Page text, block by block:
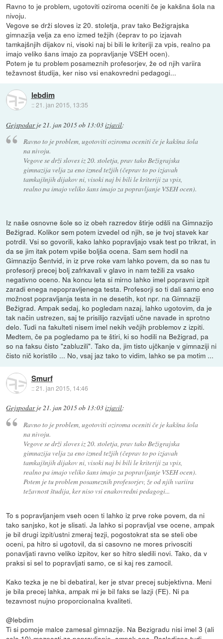
Ravno to je problem, ugotoviti oziroma oceniti če je kakšna šola na
nivoju.
Vegove se drži sloves iz 20. stoletja, prav tako Bežigrajska
gimnazija velja za eno izmed težjih (čeprav to po izjavah
tamkajšnjih dijakov ni, visoki naj bi bili le kriteriji za vpis, realno pa
imajo veliko šans imajo za popravljanje VSEH ocen).
Potem je tu problem posameznih profesorjev, že od njih variira
težavnost študija, ker niso vsi enakovredni pedagogi...
lebdim
::21. jan 2015, 13:35
Gejspodarje21. jan 2015 ob 13:03izjavil:
Ravno to je problem, ugotoviti oziroma oceniti če je kakšna šola
na nivoju.
Vegove se drži sloves iz 20. stoletja, prav tako Bežigrajska
gimnazija velja za eno izmed težjih (čeprav to po izjavah
tamkajšnjih dijakov ni, visoki naj bi bili le kriteriji za vpis,
realno pa imajo veliko šans imajo za popravljanje VSEH ocen).
Iz naše osnovne šole so iz obeh razredov štirje odšli na Gimnazijo
Bežigrad. Kolikor sem potem izvedel od njih, se je tvoj stavek kar
potrdil. Vsi so govorili, kako lahko popravljajo vsak test po trikrat, in
da se jim itak potem vpiše boljša ocena. Sam sem hodil na
Gimnazijo Šentvid, in iz prve roke vam lahko povem, da so nas tu
profesorji precej bolj zafrkavali v glavo in nam težili za vsako
negativno oceno. Na koncu leta si mirno lahko imel popravni izpit
zaradi enega nepopravljenega testa. Profesorji so ti dali samo eno
možnost popravljanja testa in ne desetih, kot npr. na Gimnaziji
Bežigrad. Ampak sedaj, ko pogledam nazaj, lahko ugotovim, da je
tak način ustrezen, saj te prisilijo razvijati učne navade in sprotno
delo. Tudi na fakulteti nisem imel nekih večjih problemov z izpiti.
Medtem, če pa pogledamo pa te štiri, ki so hodili na Bežigrad, pa
so na faksu čisto "zabluzili". Tako da, jim tisto ujčkanje v gimnaziji ni
čisto nič koristilo ... No, vsaj jaz tako to vidim, lahko se pa motim ...
Smurf
::21. jan 2015, 14:46
Gejspodarje21. jan 2015 ob 13:03izjavil:
Ravno to je problem, ugotoviti oziroma oceniti če je kakšna šola
na nivoju.
Vegove se drži sloves iz 20. stoletja, prav tako Bežigrajska
gimnazija velja za eno izmed težjih (čeprav to po izjavah
tamkajšnjih dijakov ni, visoki naj bi bili le kriteriji za vpis,
realno pa imajo veliko šans imajo za popravljanje VSEH ocen).
Potem je tu problem posameznih profesorjev, že od njih variira
težavnost študija, ker niso vsi enakovredni pedagogi...
To s popravljanjem vseh ocen ti lahko iz prve roke povem, da ni
tako sanjsko, kot je slisati. Ja lahko si popravljal vse ocene, ampak
je bil drugi izpit/ustni zmeraj tezji, pogostokrat sta se steli obe
oceni, pa hitro si ugotovil, da si casovno ne mores privosciti
ponavljati ravno veliko izpitov, ker so hitro sledili novi. Tako, da v
praksi si sel to popravljati samo, ce si kaj res zamocil.
Kako tezka je ne bi debatiral, ker je stvar precej subjektivna. Meni
je bila precej lahka, ampak mi je bil faks se lazji (FE). Ni pa
tezavnost nujno proporcionalna kvaliteti.
@lebdim
Ti si pomoje malce zamesal gimnazije. Na Bezigradu nisi imel 3 (ali